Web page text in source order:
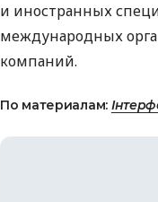
и иностранных
международных
компаний.
По материалам: